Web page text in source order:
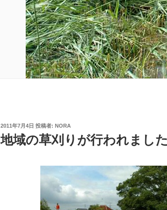
投
稿
日:
2011年7月4日 投稿者: NORA
地域の草刈りが行われました